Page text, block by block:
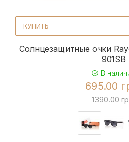
КУПИТЬ
Солнцезащитные очки
901SB
В
695.00
1390.00